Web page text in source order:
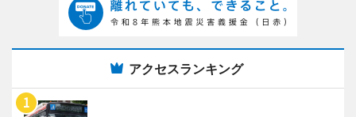
アクセスランキング